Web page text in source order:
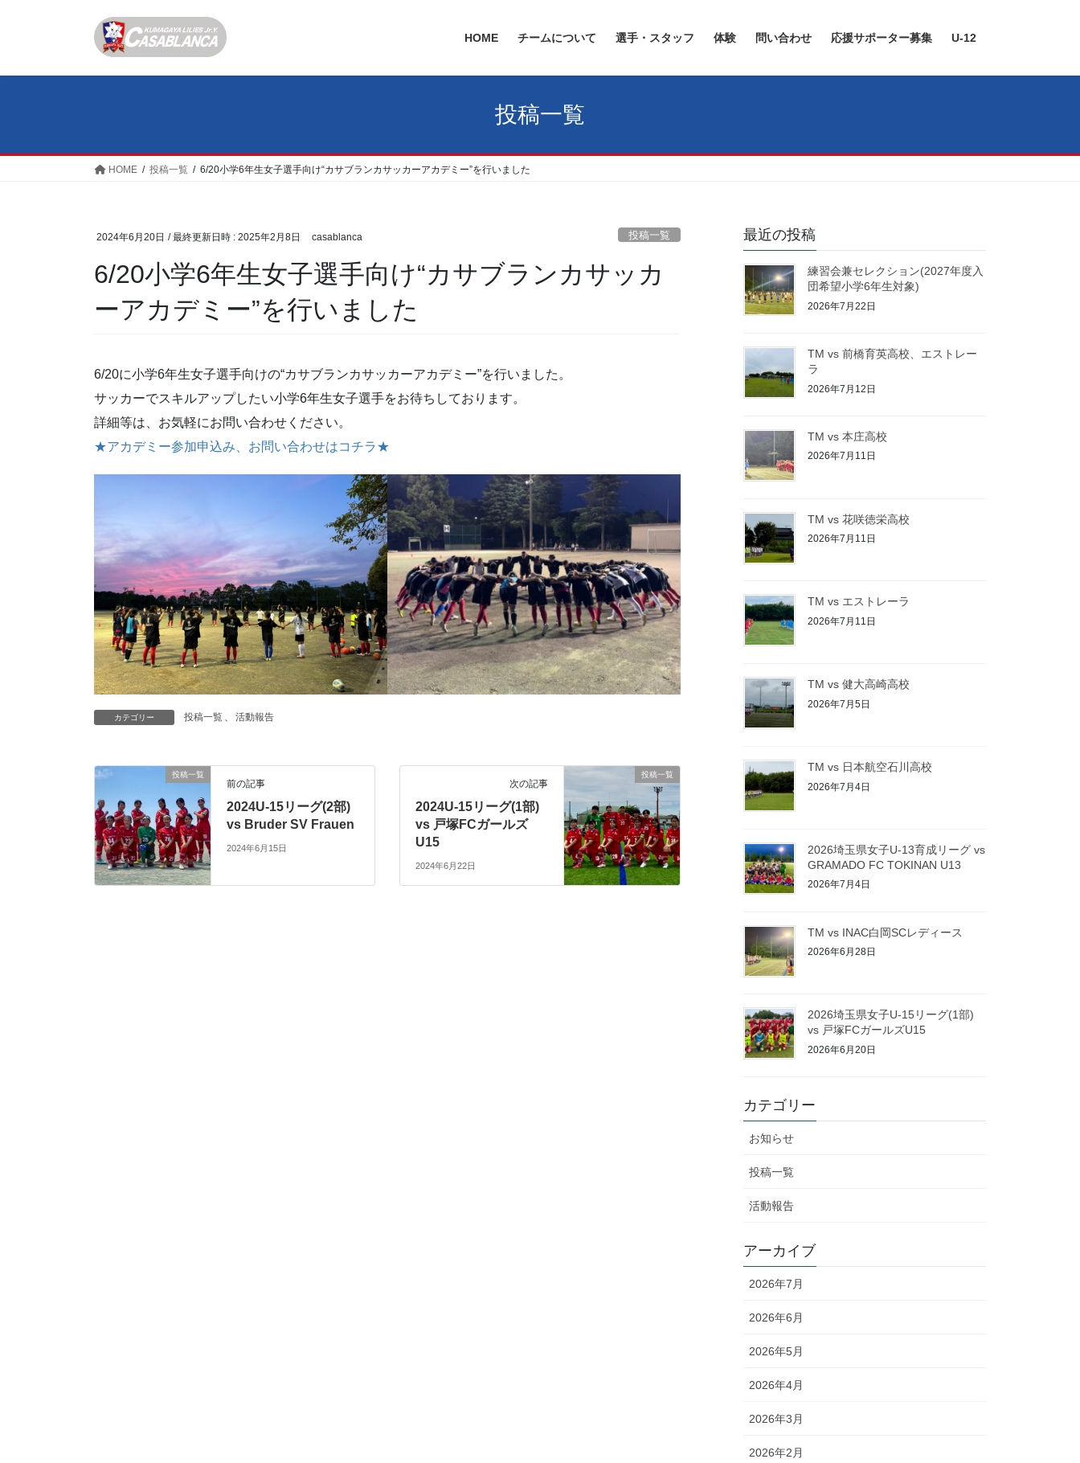
HOME チームについて 選手・スタッフ 体験 問い合わせ 応援サポーター募集 U-12
投稿一覧
HOME 投稿一覧 6/20小学6年生女子選手向け“カサブランカサッカーアカデミー”を行いました
2024年6月20日 / 最終更新日時 : 2025年2月8日 casablanca 投稿一覧
6/20小学6年生女子選手向け“カサブランカサッカ
ーアカデミー”を行いました
6/20に小学6年生女子選手向けの“カサブランカサッカーアカデミー”を行いました。
サッカーでスキルアップしたい小学6年生女子選手をお待ちしております。
詳細等は、お気軽にお問い合わせください。
★アカデミー参加申込み、お問い合わせはコチラ★
カテゴリー 投稿一覧 、 活動報告
投稿一覧
前の記事
2024U-15リーグ(2部)
vs Bruder SV Frauen
2024年6月15日
投稿一覧
次の記事
2024U-15リーグ(1部)
vs 戸塚FCガールズ
U15
2024年6月22日
最近の投稿
練習会兼セレクション(2027年度入
団希望小学6年生対象)
2026年7月22日
TM vs 前橋育英高校、エストレー
ラ
2026年7月12日
TM vs 本庄高校
2026年7月11日
TM vs 花咲徳栄高校
2026年7月11日
TM vs エストレーラ
2026年7月11日
TM vs 健大高崎高校
2026年7月5日
TM vs 日本航空石川高校
2026年7月4日
2026埼玉県女子U-13育成リーグ vs
GRAMADO FC TOKINAN U13
2026年7月4日
TM vs INAC白岡SCレディース
2026年6月28日
2026埼玉県女子U-15リーグ(1部)
vs 戸塚FCガールズU15
2026年6月20日
カテゴリー
お知らせ
投稿一覧
活動報告
アーカイブ
2026年7月
2026年6月
2026年5月
2026年4月
2026年3月
2026年2月